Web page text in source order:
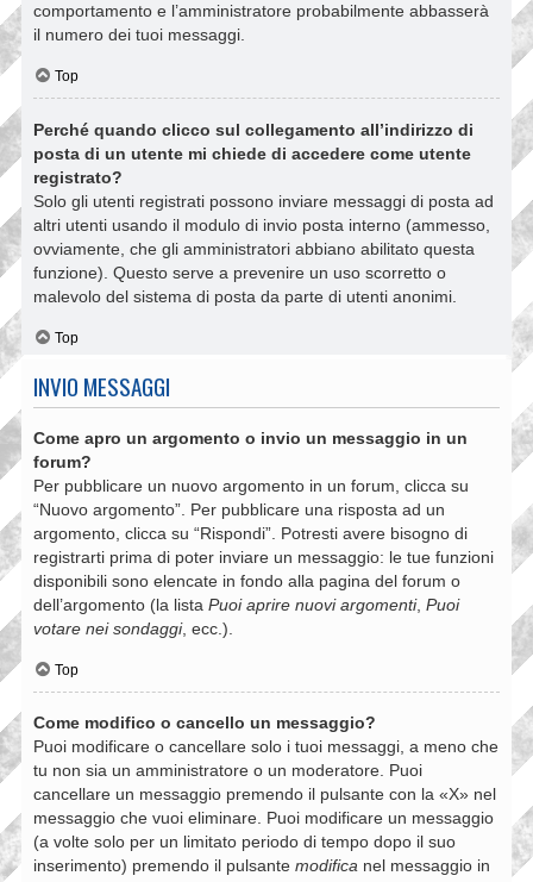
comportamento e l’amministratore probabilmente abbasserà
il numero dei tuoi messaggi.
Top
Perché quando clicco sul collegamento all’indirizzo di
posta di un utente mi chiede di accedere come utente
registrato?
Solo gli utenti registrati possono inviare messaggi di posta ad
altri utenti usando il modulo di invio posta interno (ammesso,
ovviamente, che gli amministratori abbiano abilitato questa
funzione). Questo serve a prevenire un uso scorretto o
malevolo del sistema di posta da parte di utenti anonimi.
Top
INVIO MESSAGGI
Come apro un argomento o invio un messaggio in un
forum?
Per pubblicare un nuovo argomento in un forum, clicca su
“Nuovo argomento”. Per pubblicare una risposta ad un
argomento, clicca su “Rispondi”. Potresti avere bisogno di
registrarti prima di poter inviare un messaggio: le tue funzioni
disponibili sono elencate in fondo alla pagina del forum o
dell’argomento (la lista Puoi aprire nuovi argomenti, Puoi
votare nei sondaggi, ecc.).
Top
Come modifico o cancello un messaggio?
Puoi modificare o cancellare solo i tuoi messaggi, a meno che
tu non sia un amministratore o un moderatore. Puoi
cancellare un messaggio premendo il pulsante con la «X» nel
messaggio che vuoi eliminare. Puoi modificare un messaggio
(a volte solo per un limitato periodo di tempo dopo il suo
inserimento) premendo il pulsante modifica nel messaggio in